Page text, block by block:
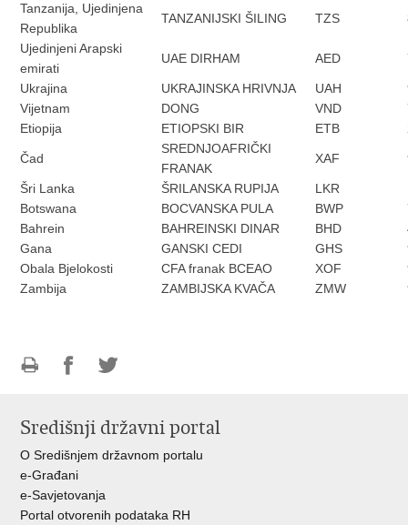
Tanzanija, Ujedinjena
Republika
TANZANIJSKI ŠILING TZS
Ujedinjeni Arapski
emirati
UAE DIRHAM AED
Ukrajina UKRAJINSKA HRIVNJA UAH
Vijetnam
DONG VND
Etiopija
ETIOPSKI BIR ETB
Čad
SREDNJOAFRIČKI
FRANAK
XAF
Šri Lanka ŠRILANSKA RUPIJA LKR
Botswana
BOCVANSKA PULA BWP
Bahrein
BAHREINSKI DINAR BHD
Gana
GANSKI CEDI GHS
Obala Bjelokosti
CFA franak BCEAO XOF
Zambija
ZAMBIJSKA KVAČA ZMW
FacebookuTwitteru
Središnji državni portal
O Središnjem državnom portalu
e-Građani
e-Savjetovanja
Portal otvorenih podataka RH